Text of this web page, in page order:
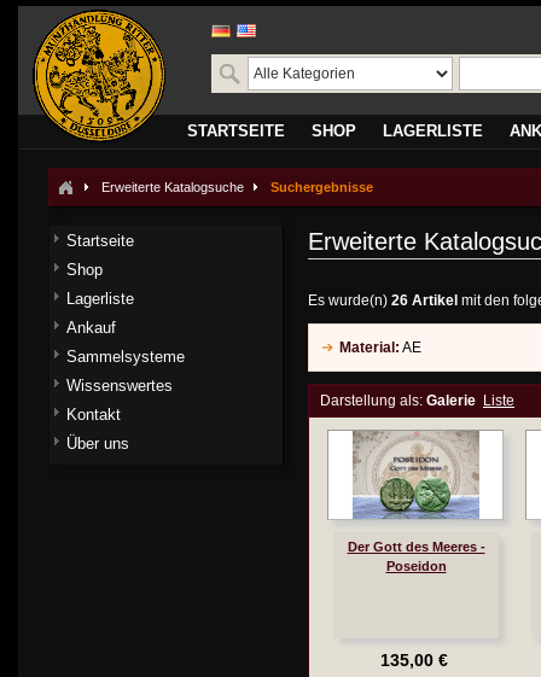
STARTSEITE SHOP LAGERLISTE
Erweiterte Katalogsuche Suchergebnisse
Erweiterte
Es wurde(n) 26 Artikel mit den
Material: AE
Darstellung als: Galerie Liste
Der Gott des Meeres -
Poseidon
135,00 €
Startseite
Shop
Lagerliste
Ankauf
Sammelsysteme
Wissenswertes
Kontakt
Über uns